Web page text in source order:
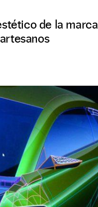
de la marca